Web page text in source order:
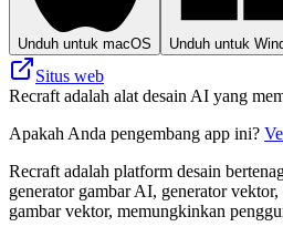
Unduh untuk macOS Unduh untuk
Situs web
Recraft adalah alat desain AI yang
Apakah Anda pengembang app ini?
Recraft adalah platform desain
generator gambar AI, generator
gambar vektor, memungkinkan